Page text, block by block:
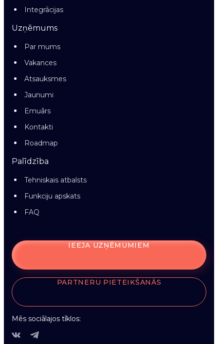
Integrācijas
Uzņēmums
Par mums
Vakances
Atsauksmes
Jaunumi
Emuārs
Kontakti
Roadmap
Palīdzība
Tehniskais atbalsts
Funkciju apskats
FAQ
IEEJA UZŅĒMUMIEM
PARTNERU PIETEIKŠANĀS
Mēs sociālajos tīklos: